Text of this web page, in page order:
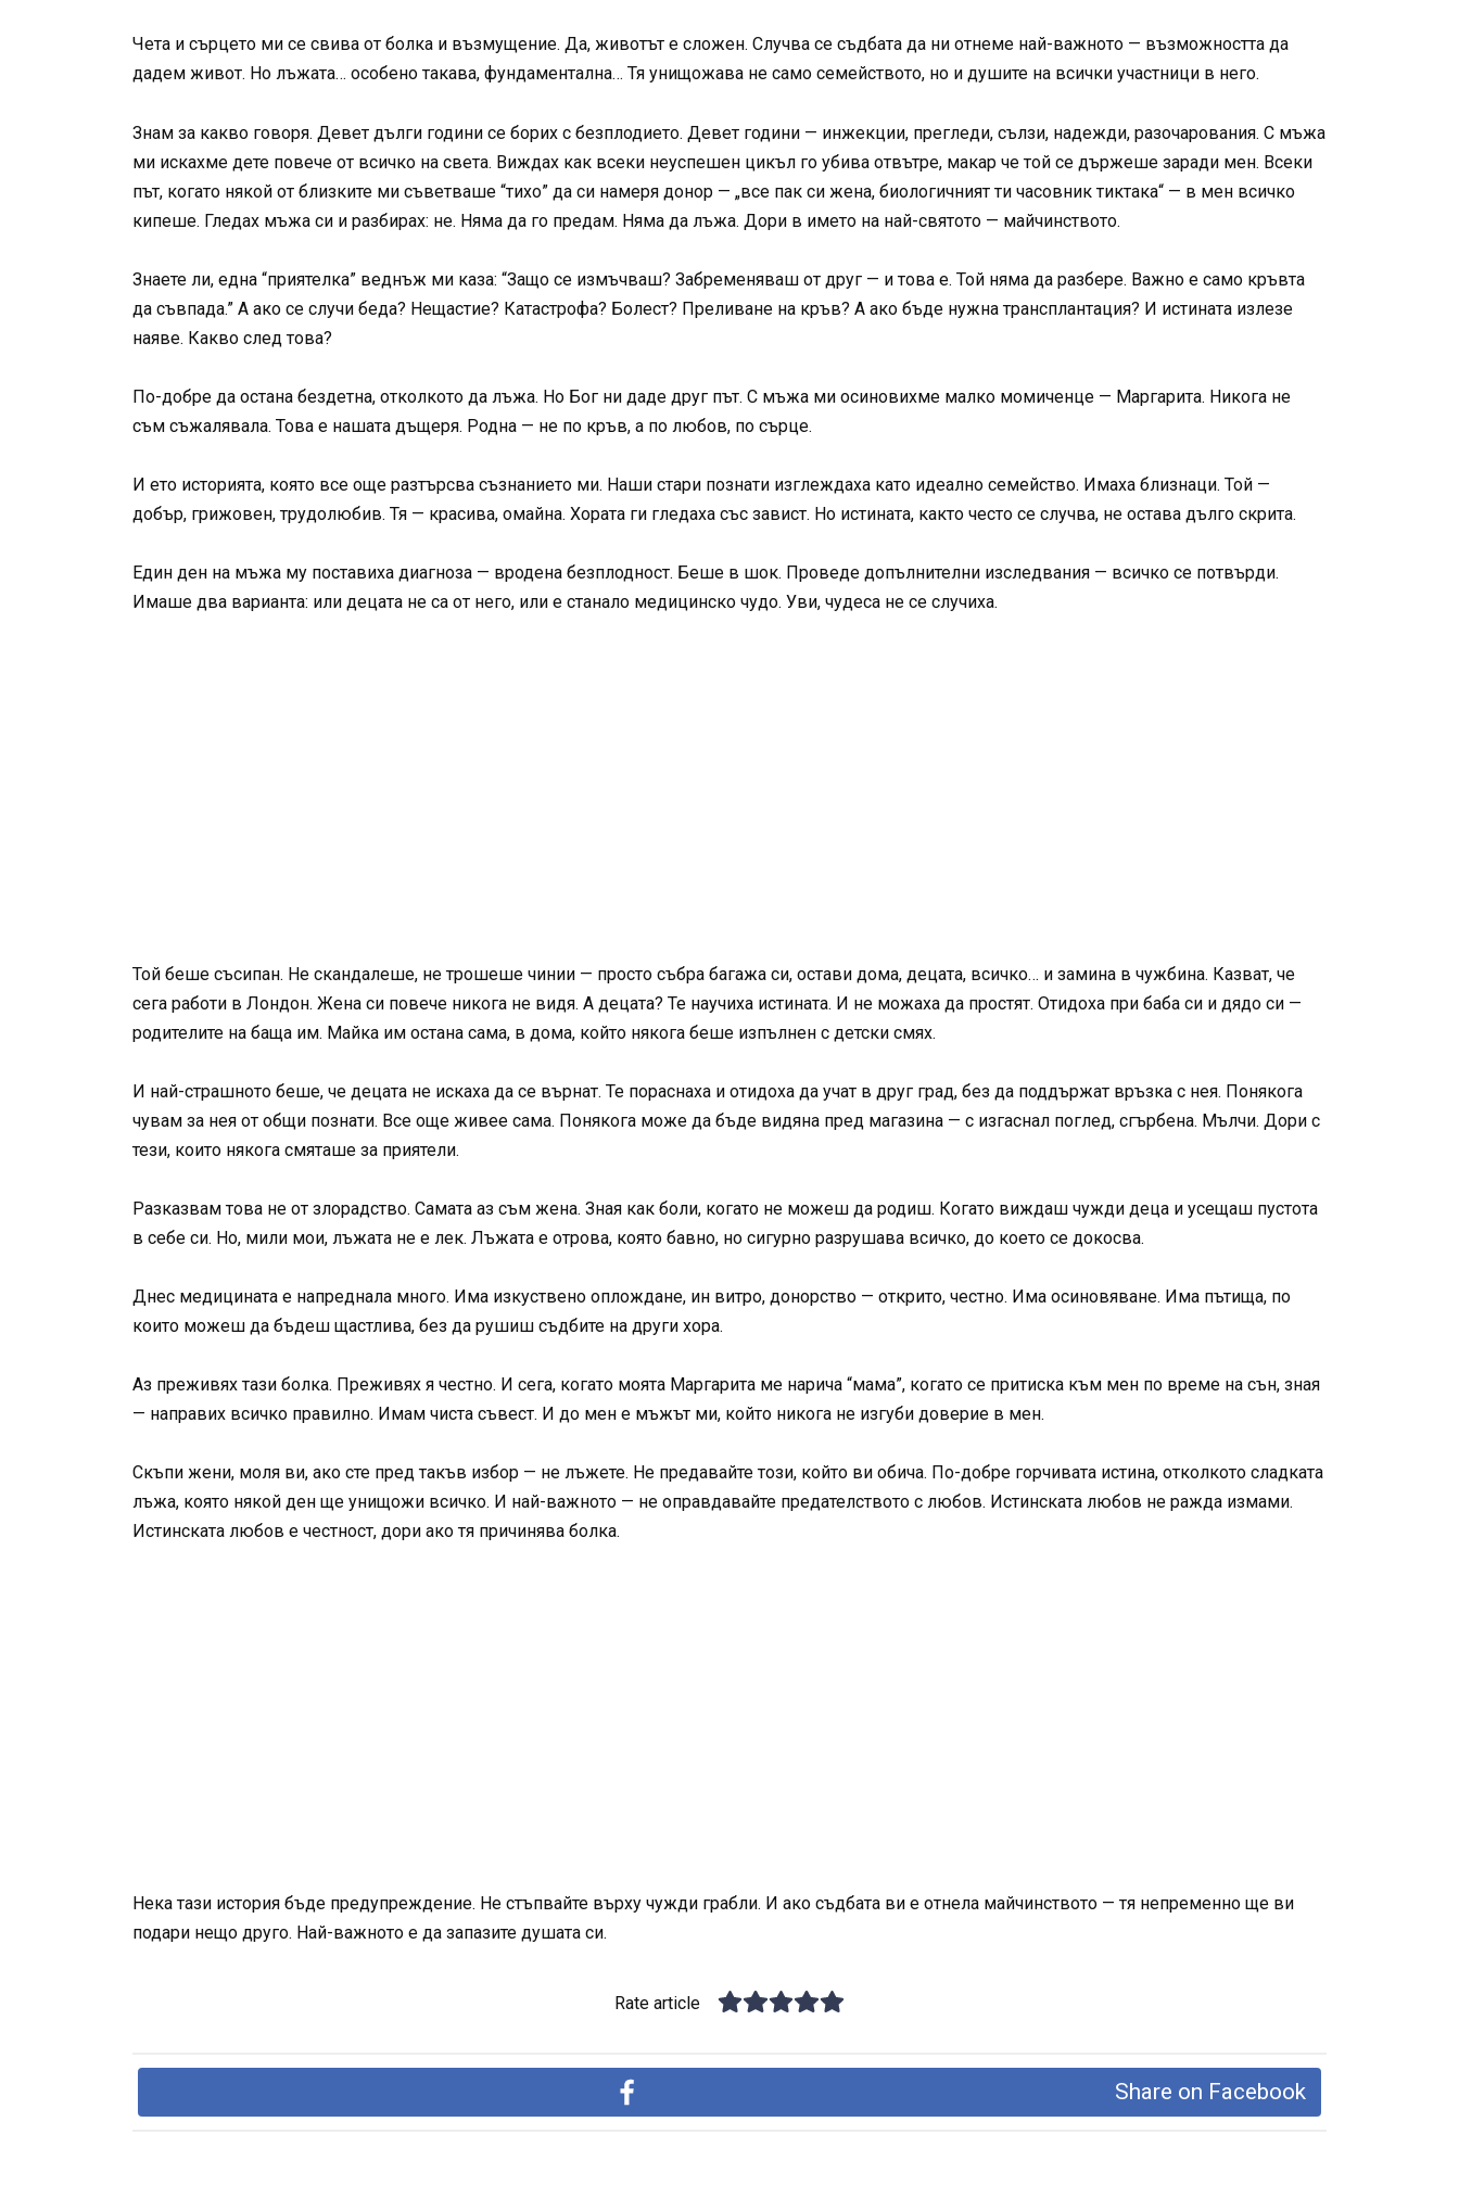
Чета и сърцето ми се свива от болка и възмущение. Да, животът е сложен. Случва се съдбата да ни отнеме най-важното — възможността да
дадем живот. Но лъжата… особено такава, фундаментална… Тя унищожава не само семейството, но и душите на всички участници в него.
Знам за какво говоря. Девет дълги години се борих с безплодието. Девет години — инжекции, прегледи, сълзи, надежди, разочарования. С мъжа
ми искахме дете повече от всичко на света. Виждах как всеки неуспешен цикъл го убива отвътре, макар че той се държеше заради мен. Всеки
път, когато някой от близките ми съветваше “тихо” да си намеря донор — „все пак си жена, биологичният ти часовник тиктака“ — в мен всичко
кипеше. Гледах мъжа си и разбирах: не. Няма да го предам. Няма да лъжа. Дори в името на най-святото — майчинството.
Знаете ли, една “приятелка” веднъж ми каза: “Защо се измъчваш? Забременяваш от друг — и това е. Той няма да разбере. Важно е само кръвта
да съвпада.” А ако се случи беда? Нещастие? Катастрофа? Болест? Преливане на кръв? А ако бъде нужна трансплантация? И истината излезе
наяве. Какво след това?
По-добре да остана бездетна, отколкото да лъжа. Но Бог ни даде друг път. С мъжа ми осиновихме малко момиченце — Маргарита. Никога не
съм съжалявала. Това е нашата дъщеря. Родна — не по кръв, а по любов, по сърце.
И ето историята, която все още разтърсва съзнанието ми. Наши стари познати изглеждаха като идеално семейство. Имаха близнаци. Той —
добър, грижовен, трудолюбив. Тя — красива, омайна. Хората ги гледаха със завист. Но истината, както често се случва, не остава дълго скрита.
Един ден на мъжа му поставиха диагноза — вродена безплодност. Беше в шок. Проведе допълнителни изследвания — всичко се потвърди.
Имаше два варианта: или децата не са от него, или е станало медицинско чудо. Уви, чудеса не се случиха.
Той беше съсипан. Не скандалеше, не трошеше чинии — просто събра багажа си, остави дома, децата, всичко… и замина в чужбина. Казват, че
сега работи в Лондон. Жена си повече никога не видя. А децата? Те научиха истината. И не можаха да простят. Отидоха при баба си и дядо си —
родителите на баща им. Майка им остана сама, в дома, който някога беше изпълнен с детски смях.
И най-страшното беше, че децата не искаха да се върнат. Те пораснаха и отидоха да учат в друг град, без да поддържат връзка с нея. Понякога
чувам за нея от общи познати. Все още живее сама. Понякога може да бъде видяна пред магазина — с изгаснал поглед, сгърбена. Мълчи. Дори с
тези, които някога смяташе за приятели.
Разказвам това не от злорадство. Самата аз съм жена. Зная как боли, когато не можеш да родиш. Когато виждаш чужди деца и усещаш пустота
в себе си. Но, мили мои, лъжата не е лек. Лъжата е отрова, която бавно, но сигурно разрушава всичко, до което се докосва.
Днес медицината е напреднала много. Има изкуствено оплождане, ин витро, донорство — открито, честно. Има осиновяване. Има пътища, по
които можеш да бъдеш щастлива, без да рушиш съдбите на други хора.
Аз преживях тази болка. Преживях я честно. И сега, когато моята Маргарита ме нарича “мама”, когато се притиска към мен по време на сън, зная
— направих всичко правилно. Имам чиста съвест. И до мен е мъжът ми, който никога не изгуби доверие в мен.
Скъпи жени, моля ви, ако сте пред такъв избор — не лъжете. Не предавайте този, който ви обича. По-добре горчивата истина, отколкото сладката
лъжа, която някой ден ще унищожи всичко. И най-важното — не оправдавайте предателството с любов. Истинската любов не ражда измами.
Истинската любов е честност, дори ако тя причинява болка.
Нека тази история бъде предупреждение. Не стъпвайте върху чужди грабли. И ако съдбата ви е отнела майчинството — тя непременно ще ви
подари нещо друго. Най-важното е да запазите душата си.
Rate article
Share on Facebook